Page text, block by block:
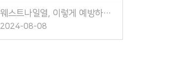
웨스트나일열, 이렇게 예방하세요!
2024-08-08